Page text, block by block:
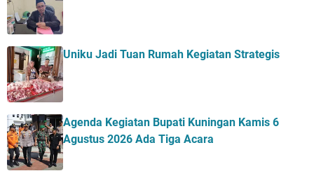
Uniku Jadi Tuan Rumah Kegiatan Strategis
Agenda Kegiatan Bupati Kuningan Kamis 6
Agustus 2026 Ada Tiga Acara